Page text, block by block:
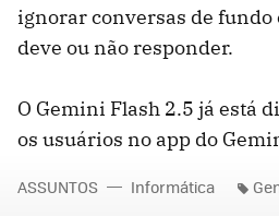
ignorar conversas de
deve ou não responder.
O Gemini Flash 2.5 já está
os usuários no app do
ASSUNTOS Informática